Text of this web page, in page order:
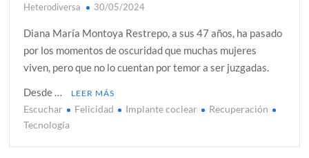
Salud mental digital: cómo frenar la ansiedad que
Heterodiversa 30/05/2024
Diana María Montoya Restrepo, a sus 47 años, ha pasado
por los momentos de oscuridad que muchas mujeres
viven, pero que no lo cuentan por temor a ser juzgadas.
Desde …
LEER MÁS
Escuchar Felicidad Implante coclear
Recuperación
Tecnología